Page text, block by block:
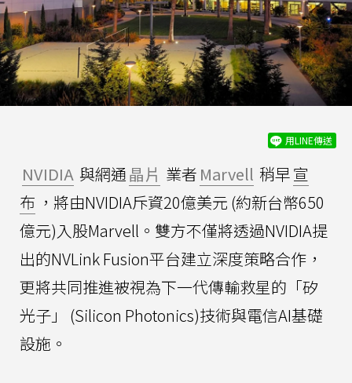
用LINE傳送
NVIDIA 與網通晶片 業者 Marvell 稍早宣
布 ，將由NVIDIA斥資20億美元 (約新台幣650
億元)入股Marvell。雙方不僅將透過NVIDIA提
出的NVLink Fusion平台建立深度策略合作，
更將共同推進被視為下一代傳輸救星的「矽
光子」 (Silicon Photonics)技術與電信AI基礎
設施。